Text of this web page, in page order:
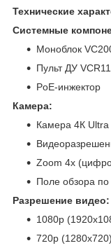
Технические
Системные
Моноблок
Пульт ДУ VCR11
PoE-инжектор
Камера:
Камера 4К Ultra
Zoom 4x
Поле обзора по
Разрешение видео:
1080p
720p (1280x720)